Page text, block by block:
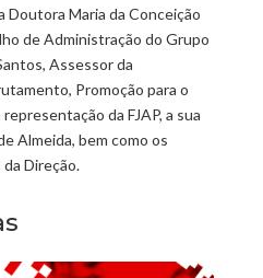
Doutora Maria da Conceição
de Administração do Grupo
Assessor da
Promoção para o
da FJAP, a sua
Almeida, bem como os
Direção.